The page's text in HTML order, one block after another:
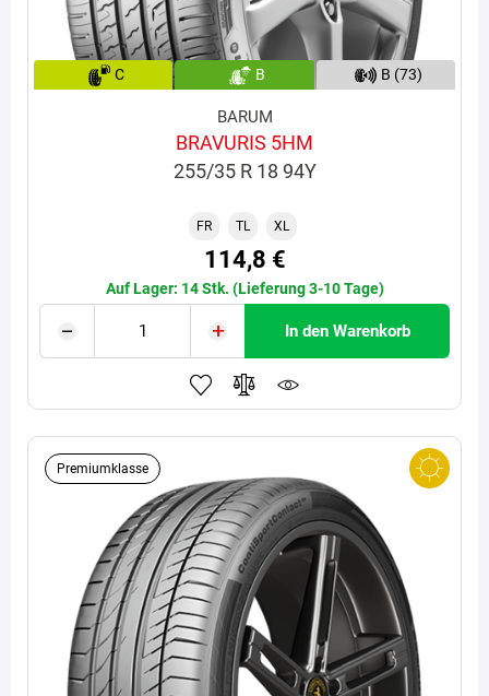
C B B (73)
BARUM
BRAVURIS 5HM
255/35 R 18 94Y
FR TL XL
114,8 €
Auf Lager: 14 Stk. (Lieferung 3-10 Tage)
In den Warenkorb
Premiumklasse